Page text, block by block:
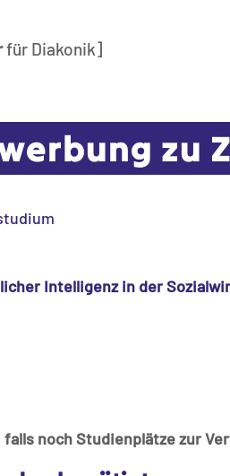
für Diakonik]
zu
Intelligenz in der
noch Studienplätze zur